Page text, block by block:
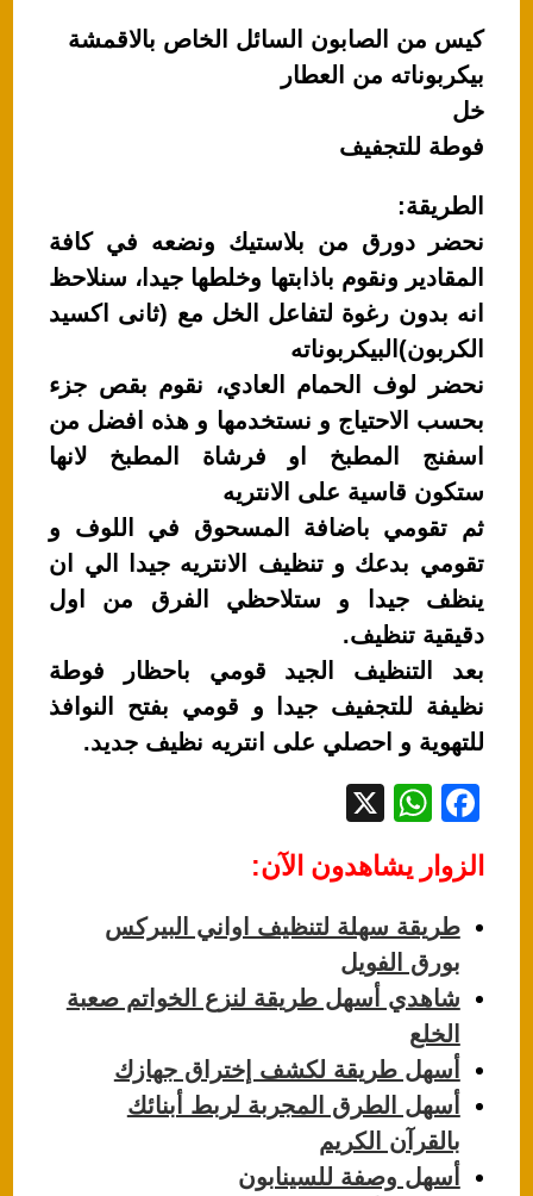
كيس من الصابون السائل الخاص بالاقمشة
بيكربوناته من العطار
خل
فوطة للتجفيف
الطريقة:
نحضر دورق من بلاستيك ونضعه في كافة
المقادير ونقوم باذابتها وخلطها جيدا، سنلاحظ
انه بدون رغوة لتفاعل الخل مع (ثانى اكسيد
الكربون)البيكربوناته
نحضر لوف الحمام العادي، نقوم بقص جزء
بحسب الاحتياج و نستخدمها و هذه افضل من
اسفنج المطبخ او فرشاة المطبخ لانها
ستكون قاسية على الانتريه
ثم تقومي باضافة المسحوق في اللوف و
تقومي بدعك و تنظيف الانتريه جيدا الي ان
ينظف جيدا و ستلاحظي الفرق من اول
دقيقية تنظيف.
بعد التنظيف الجيد قومي باحظار فوطة
نظيفة للتجفيف جيدا و قومي بفتح النوافذ
للتهوية و احصلي على انتريه نظيف جديد.
F
c
e
b
o
o
k
W
at
s
A
p
الزوار يشاهدون الآن:
طريقة سهلة لتنظيف اواني البيركس
بورق الفويل
شاهدي أسهل طريقة لنزع الخواتم صعبة
الخلع
أسهل طريقة لكشف إختراق جهازك
أسهل الطرق المجربة لربط أبنائك
بالقرآن الكريم
أسهل وصفة للسينابون